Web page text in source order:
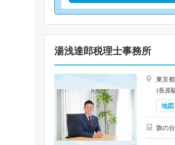
湯浅達郎税理士事務所
東京
(長原
地図
旗の